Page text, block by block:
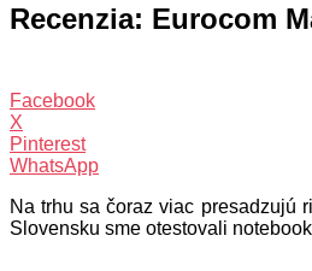
Recenzia: Eurocom
Facebook
X
Pinterest
WhatsApp
Na trhu sa čoraz viac presadzujú
Slovensku sme otestovali